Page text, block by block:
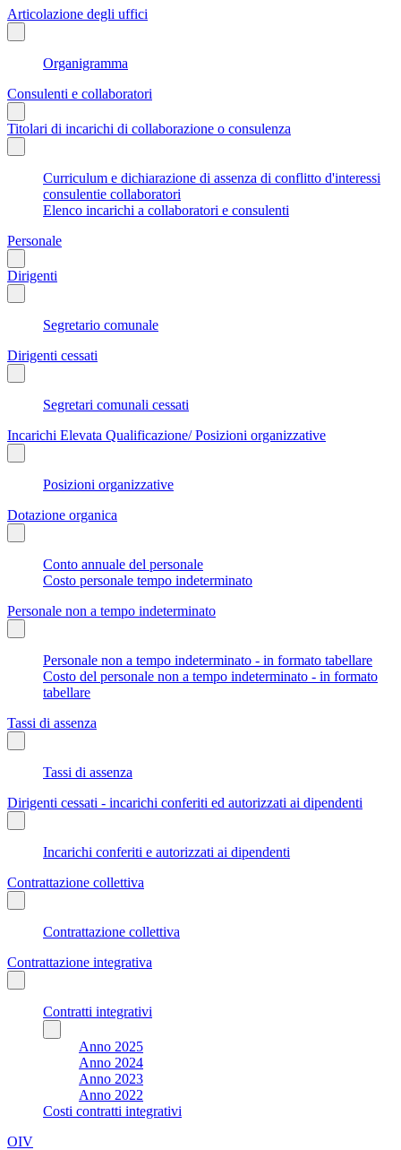
Articolazione degli uffici
Organigramma
Consulenti e collaboratori
Titolari di incarichi di collaborazione o consulenza
Curriculum e dichiarazione di assenza di conflitto d'interessi
consulentie collaboratori
Elenco incarichi a collaboratori e consulenti
Personale
Dirigenti
Segretario comunale
Dirigenti cessati
Segretari comunali cessati
Incarichi Elevata Qualificazione/ Posizioni organizzative
Posizioni organizzative
Dotazione organica
Conto annuale del personale
Costo personale tempo indeterminato
Personale non a tempo indeterminato
Personale non a tempo indeterminato - in formato tabellare
Costo del personale non a tempo indeterminato - in formato
tabellare
Tassi di assenza
Tassi di assenza
Dirigenti cessati - incarichi conferiti ed autorizzati ai dipendenti
Incarichi conferiti e autorizzati ai dipendenti
Contrattazione collettiva
Contrattazione collettiva
Contrattazione integrativa
Contratti integrativi
Anno 2025
Anno 2024
Anno 2023
Anno 2022
Costi contratti integrativi
OIV